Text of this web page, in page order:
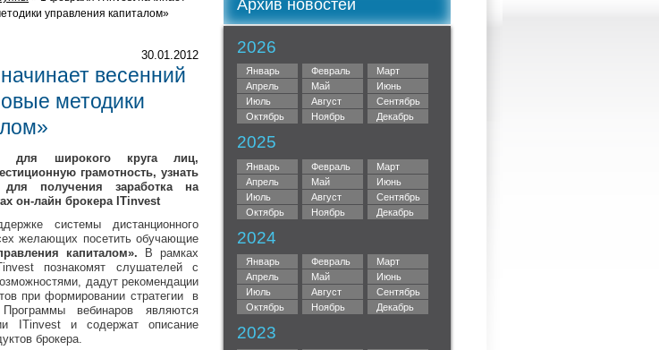
Архив новостей
2026
Январь Февраль
Март
Апрель
Май
Июнь
Июль
Август
Сентябрь
Октябрь
Ноябрь Декабрь
2025
Январь Февраль
Март
Апрель
Май
Июнь
Июль
Август
Сентябрь
Октябрь
Ноябрь Декабрь
2024
Январь Февраль
Март
Апрель
Май
Июнь
Июль
Август
Сентябрь
Октябрь
Ноябрь Декабрь
2023
управления капиталом»
30.01.2012
весенний
методики
для широкого круга лиц,
грамотность, узнать
получения заработка на
он-лайн брокера ITinvest
системы дистанционного
желающих посетить обучающие
капиталом». В рамках
познакомят слушателей с
дадут рекомендации
при формировании стратегии в
вебинаров являются
ITinvest и содержат описание
брокера.